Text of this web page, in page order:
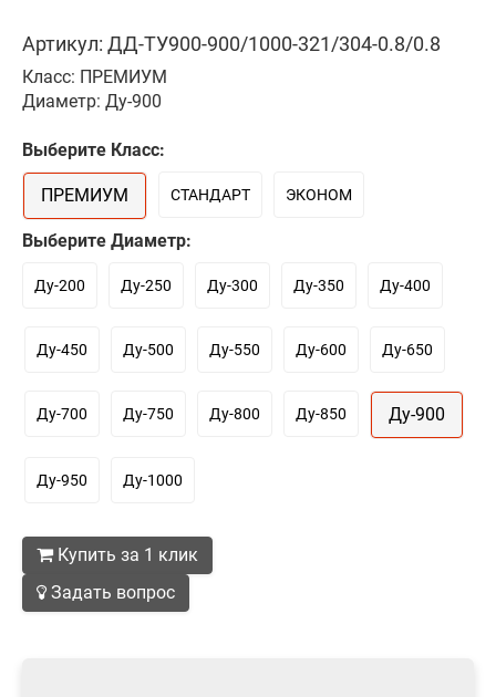
Артикул: ДД-ТУ900-900/1000-321/304-0.8/0.8
Класс: ПРЕМИУМ
Диаметр: Ду-900
Выберите Класс:
ПРЕМИУМ СТАНДАРТ ЭКОНОМ
Выберите Диаметр:
Ду-200 Ду-250 Ду-300 Ду-350 Ду-400
Ду-450 Ду-500 Ду-550 Ду-600 Ду-650
Ду-700 Ду-750 Ду-800 Ду-850 Ду-900
Ду-950 Ду-1000
Купить за 1 клик
Задать вопрос